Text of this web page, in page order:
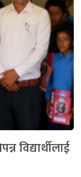
विद्यार्थीलाई